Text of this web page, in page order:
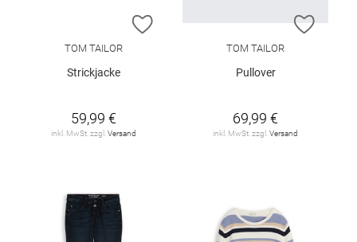
ZUR WUNSCHLISTE HINZUFÜGEN
TOM TAILOR
Strickjacke
59,99 €
inkl. MwSt. zzgl. Versand
ZUR
TOM TAILOR
Pullover
69,99 €
inkl. MwSt. zzgl. Versand